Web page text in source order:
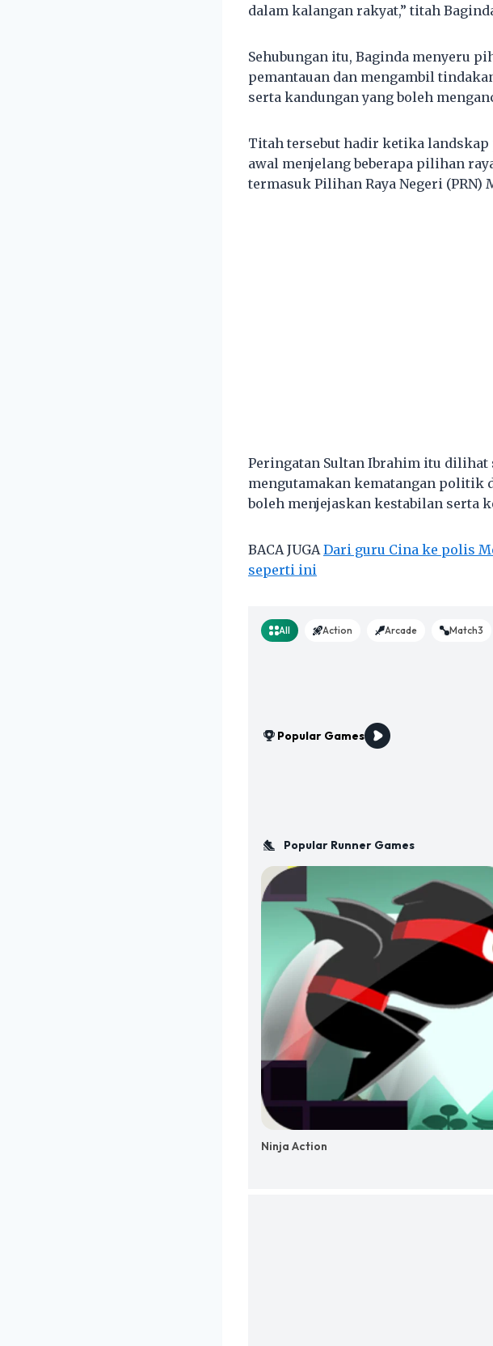
dalam kalangan rakyat,” titah
Sehubungan itu, Baginda menyeru
pemantauan dan mengambil
serta kandungan yang boleh
Titah tersebut hadir ketika
awal menjelang beberapa pilihan
termasuk Pilihan Raya Negeri (PRN)
Peringatan Sultan Ibrahim itu dilihat
mengutamakan kematangan politik
boleh menjejaskan kestabilan serta
BACA JUGADari guru Cina ke polis
seperti ini